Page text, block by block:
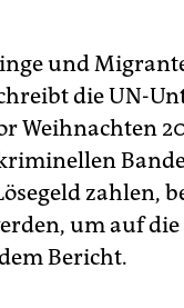
und
die UN-
Weihnachten
zahlen,
um auf
Bericht.